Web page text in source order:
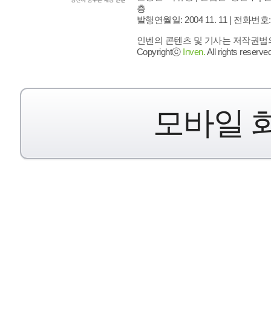
층
발행연월일: 2004 11. 11 | 전화번호
인벤의 콘텐츠 및 기사는 저작권
Copyrightⓒ Inven.All rights
모바일